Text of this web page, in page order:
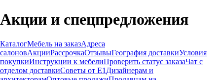
Акции и спецпредложения
КаталогМебель на заказАдреса
салоновАкцииРассрочкаОтзывыГеография доставкиУсловия
покупкиИнструкции к мебелиПроверить статус заказаЧат с
отделом доставкиСоветы от Е1 Дизайнерам и